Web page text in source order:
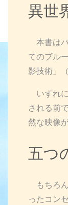
異世
本書はバ
てのブル
影技術」
いずれ
される前
然な映像
五つ
もちろん
ったコン